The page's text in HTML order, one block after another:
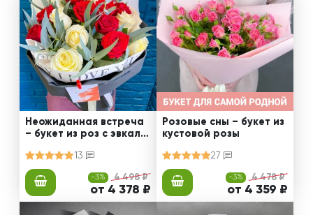
Неожиданная встреча
– букет из роз с эвкали
13
-3% 4 498 ₽
от 4 378 ₽
Розовые сны – букет из
кустовой розы
27
-3% 4 478 ₽
от 4 359 ₽